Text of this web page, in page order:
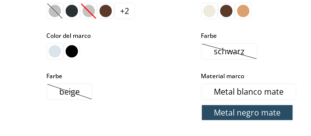
en este momento.)(Esta opción no está disponible en este momento.)
(Esta opción no está disponible en este momento.)
+2
Color del marcoselect
Farbeselect
beige(Esta opción no está disponible en este momento.)
Farbeselect
schwarz(Esta opción no está
Material marcoselect
Metal blanco mate
Metal negro mate